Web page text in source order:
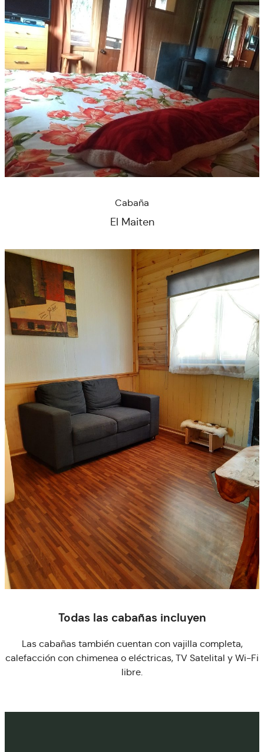
Cabaña
El Maiten
Todas las cabañas incluyen
Las cabañas también cuentan con vajilla completa,
calefacción con chimenea o eléctricas, TV Satelital y Wi-Fi
libre.